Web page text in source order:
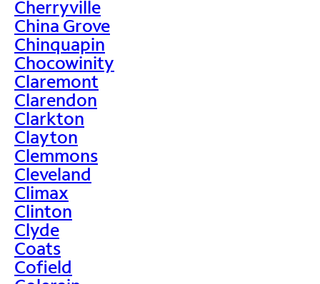
Cherryville
China Grove
Chinquapin
Chocowinity
Claremont
Clarendon
Clarkton
Clayton
Clemmons
Cleveland
Climax
Clinton
Clyde
Coats
Cofield